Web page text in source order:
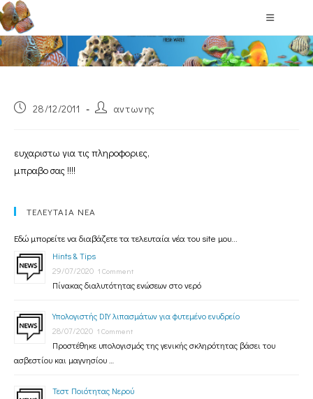
Blog
28/12/2011 αντωνης
ευχαριστω για τις πληροφοριες,
μπραβο σας !!!!
ΤΕΛΕΥΤΑΙΑ ΝΕΑ
Εδώ μπορείτε να διαβάζετε τα τελευταία νέα του site μου...
Hints & Tips
29/07/2020 1 Comment
Πίνακας διαλυτότητας ενώσεων στο νερό
Υπολογιστής DIY λιπασμάτων για φυτεμένο ενυδρείο
28/07/2020 1 Comment
Προστέθηκε υπολογισμός της γενικής σκληρότητας βάσει του
ασβεστίου και μαγνησίου …
Τεστ Ποιότητας Νερού